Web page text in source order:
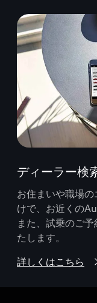
ディーラー検
お住まいや職場
けで、お近くの
また、試乗のご
たします。
詳しくはこちら